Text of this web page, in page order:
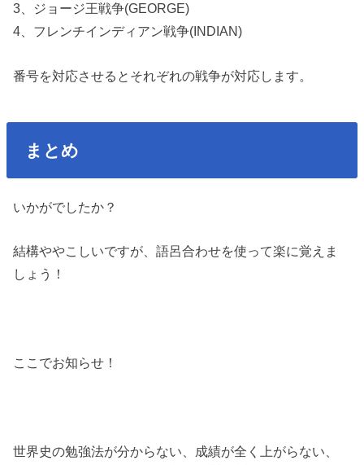
3、ジョージ王戦争(GEORGE)
4、フレンチインディアン戦争(INDIAN)
番号を対応させるとそれぞれの戦争が対応します。
まとめ
いかがでしたか？
結構ややこしいですが、語呂合わせを使って楽に覚えま
しょう！
ここでお知らせ！
世界史の勉強法が分からない、成績が全く上がらない、